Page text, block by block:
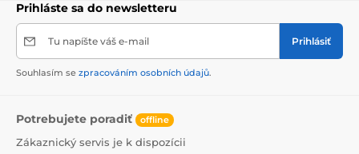
Prihláste sa do newsletteru
Tu napíšte váš e-mail Prihlásiť
Souhlasím se zpracováním osobních údajů.
Potrebujete poradiť offline
Zákaznický servis je k dispozícii